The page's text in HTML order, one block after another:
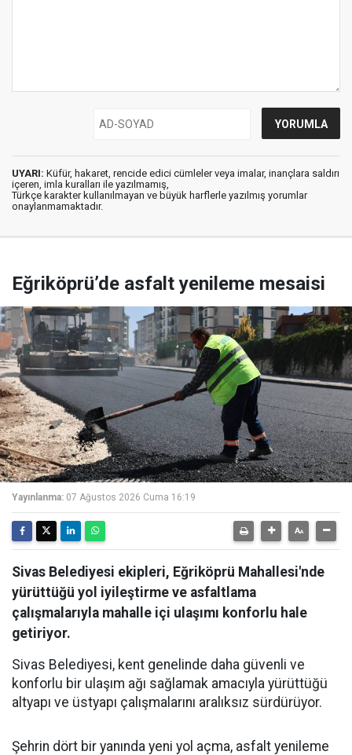
UYARI: Küfür, hakaret, rencide edici cümleler veya imalar, inançlara saldırı
içeren, imla kuralları ile yazılmamış,
Türkçe karakter kullanılmayan ve büyük harflerle yazılmış yorumlar
onaylanmamaktadır.
Eğriköprü’de asfalt yenileme mesaisi
Yayınlanma: 07 Ağustos 2026 Cuma 16:19
Sivas Belediyesi ekipleri, Eğriköprü Mahallesi'nde
yürüttüğü yol iyileştirme ve asfaltlama
çalışmalarıyla mahalle içi ulaşımı konforlu hale
getiriyor.
Sivas Belediyesi, kent genelinde daha güvenli ve
konforlu bir ulaşım ağı sağlamak amacıyla yürüttüğü
altyapı ve üstyapı çalışmalarını aralıksız sürdürüyor.
Şehrin dört bir yanında yeni yol açma, asfalt yenileme